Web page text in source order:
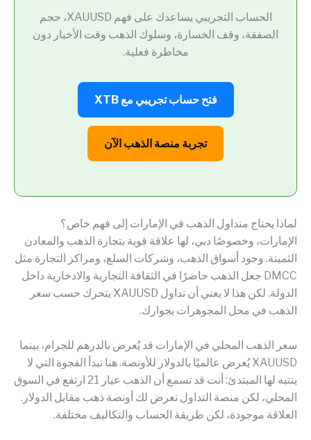
الحساب التجريبي يساعدك على فهم XAUUSD، حجم
الصفقة، وقف الخسارة، وسلوك الذهب وقت الأخبار دون
مخاطرة فعلية.
فتح حساب تجريبي مع XTB
تجربة منصة الذهب الآن
لماذا يحتاج متداول الذهب في الإمارات إلى فهم خاص؟
الإمارات، وخصوصًا دبي، لها علاقة قوية بتجارة الذهب والمعادن
الثمينة. وجود أسواق الذهب، وشركات السلع، ومراكز التجارة مثل
DMCC جعل الذهب حاضرًا في الثقافة التجارية والادخارية داخل
الدولة. لكن هذا لا يعني أن تداول XAUUSD يتحرك حسب سعر
الذهب في محل المجوهرات بجوارك.
سعر الذهب المحلي في الإمارات قد يُعرض بالدرهم للجرام، بينما
XAUUSD يُعرض عالميًا بالدولار للأونصة. هنا تبدأ الفجوة التي لا
ينتبه لها المبتدئ: أنت قد تسمع أن الذهب عيار 21 ارتفع في السوق
المحلي، لكن منصة التداول تعرض لك أونصة ذهب مقابل الدولار.
العلاقة موجودة، لكن طريقة الحساب والتكاليف مختلفة.